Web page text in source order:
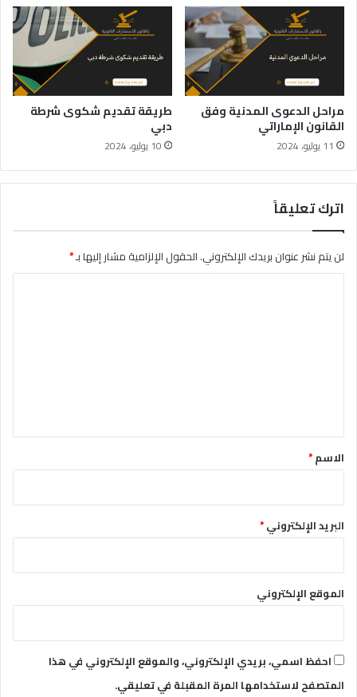
مراحل الدعوى المدنية وفق
القانون الإماراتي
11 يوليو، 2024
طريقة تقديم شكوى شرطة
دبي
10 يوليو، 2024
اترك تعليقاً
لن يتم نشر عنوان بريدك الإلكتروني.الحقول الإلزامية مشار إليها بـ*
*الاسم*
البريد الإلكتروني*
الموقع الإلكتروني
احفظ اسمي، بريدي الإلكتروني، والموقع الإلكتروني في هذا
المتصفح لاستخدامها المرة المقبلة في تعليقي.